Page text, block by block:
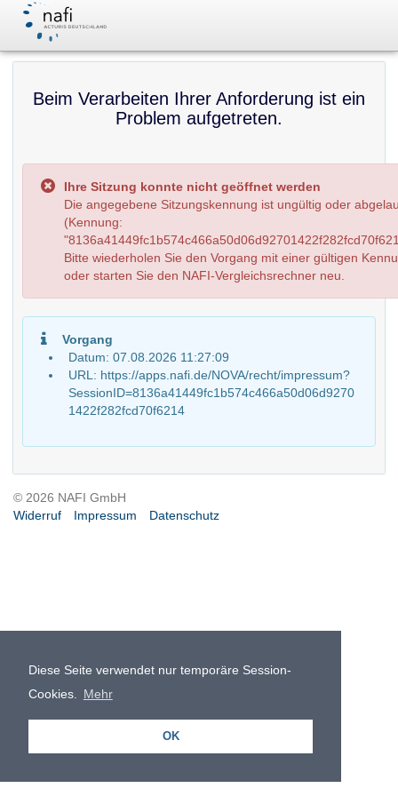
Diese Seite verwendet nur temporäre Session-
Cookies.
Mehr
OK
Beim Verarbeiten Ihrer Anforderung ist ein
Problem aufgetreten.
Ihre Sitzung konnte nicht geöffnet werden
Die angegebene Sitzungskennung ist ungültig oder
(Kennung:
Bitte wiederholen Sie den Vorgang mit einer gültigen
oder starten Sie den NAFI-Vergleichsrechner neu.
Vorgang
Datum: 07.08.2026 11:27:09
URL: https://apps.nafi.de/NOVA/recht/impressum?
SessionID=8136a41449fc1b574c466a50d06d9270
1422f282fcd70f6214
© 2026 NAFI GmbH
Widerruf
Impressum Datenschutz